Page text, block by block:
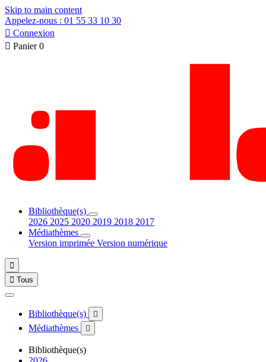
Skip to main content
Appelez-nous : 01 55 33 10 30
 Connexion
 Panier 0
Bibliothèque(s)
2026 2025 2020 2019 2018 2017
Médiathèmes
Version imprimée Version numérique

 Tous
Bibliothèque(s) 
Médiathèmes 
Bibliothèque(s)